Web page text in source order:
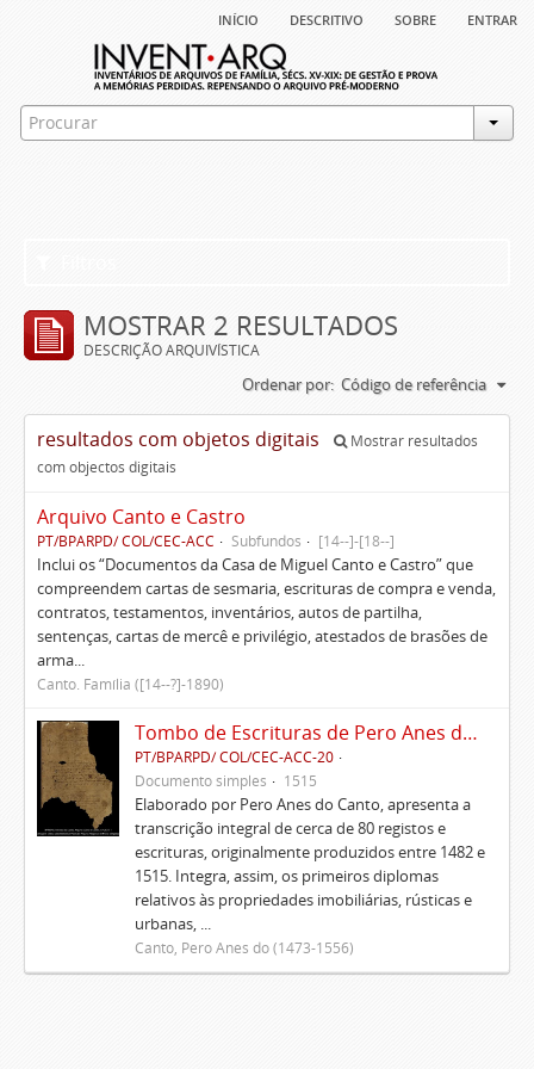
início descritivo sobre entrar
MOSTRAR 2 RESULTADOS
DESCRIÇÃO ARQUIVÍSTICA
Ordenar por: Código de referência
resultados com objetos digitais
Mostrar resultados
com objectos digitais
Arquivo Canto e Castro
PT/BPARPD/ COL/CEC-ACC Subfundos [14--]-[18--]
Inclui os “Documentos da Casa de Miguel Canto e Castro” que
compreendem cartas de sesmaria, escrituras de compra e venda,
contratos, testamentos, inventários, autos de partilha,
sentenças, cartas de mercê e privilégio, atestados de brasões de
arma...
Canto. Família ([14--?]-1890)
Tombo de Escrituras de Pero Anes do Canto
PT/BPARPD/ COL/CEC-ACC-20
Documento simples
1515
Elaborado por Pero Anes do Canto, apresenta a
transcrição integral de cerca de 80 registos e
escrituras, originalmente produzidos entre 1482 e
1515. Integra, assim, os primeiros diplomas
relativos às propriedades imobiliárias, rústicas e
urbanas, ...
Canto, Pero Anes do (1473-1556)